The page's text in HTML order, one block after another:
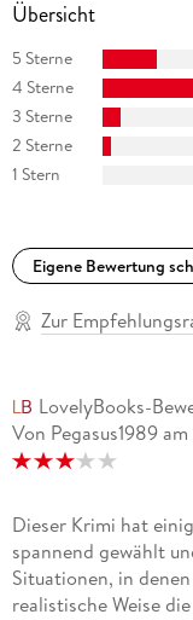
Übersicht
5 Sterne
4 Sterne
3 Sterne
2 Sterne
1 Stern
Eigene Bewertung
Zur
LovelyBooks-
Von Pegasus1989 am
Dieser Krimi hat
spannend gewählt
Situationen, in
realistische Weise